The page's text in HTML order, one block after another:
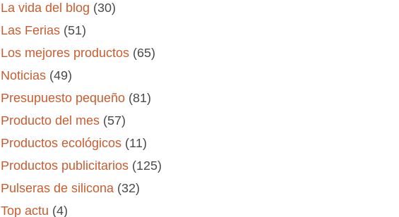
La vida del blog (30)
Las Ferias (51)
Los mejores productos (65)
Noticias (49)
Presupuesto pequeño (81)
Producto del mes (57)
Productos ecológicos (11)
Productos publicitarios (125)
Pulseras de silicona (32)
Top actu (4)